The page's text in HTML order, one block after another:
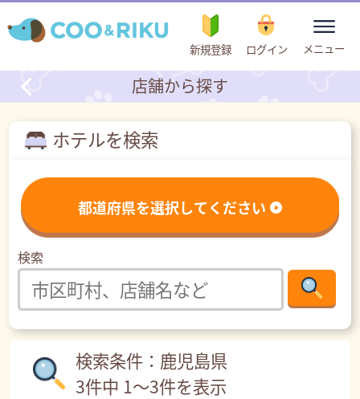
新規登録 ログイン
toggle
メニュー
店舗から探す
ホテルを検索
都道府県を選択してください
検索
検索条件：鹿児島県
3件中 1～3件を表示